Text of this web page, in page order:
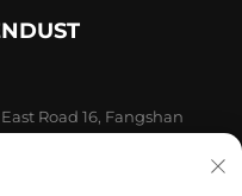
Road 16, Fangshan